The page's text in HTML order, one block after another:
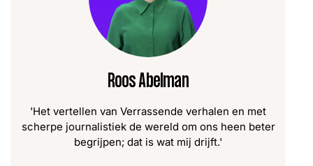
Roos Abelman
'Het vertellen van Verrassende verhalen en met
scherpe journalistiek de wereld om ons heen beter
begrijpen; dat is wat mij drijft.'